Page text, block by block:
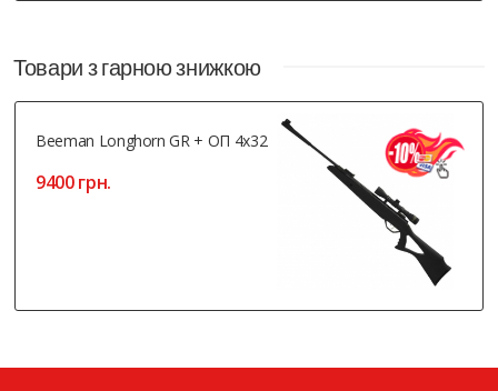
Товари з гарною знижкою
Beeman Longhorn GR + ОП 4x32
9400 грн.